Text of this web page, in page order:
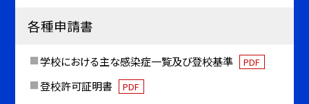
各種申請書
学校における主な感染症一覧及び登校基準 PDF
登校許可証明書 PDF